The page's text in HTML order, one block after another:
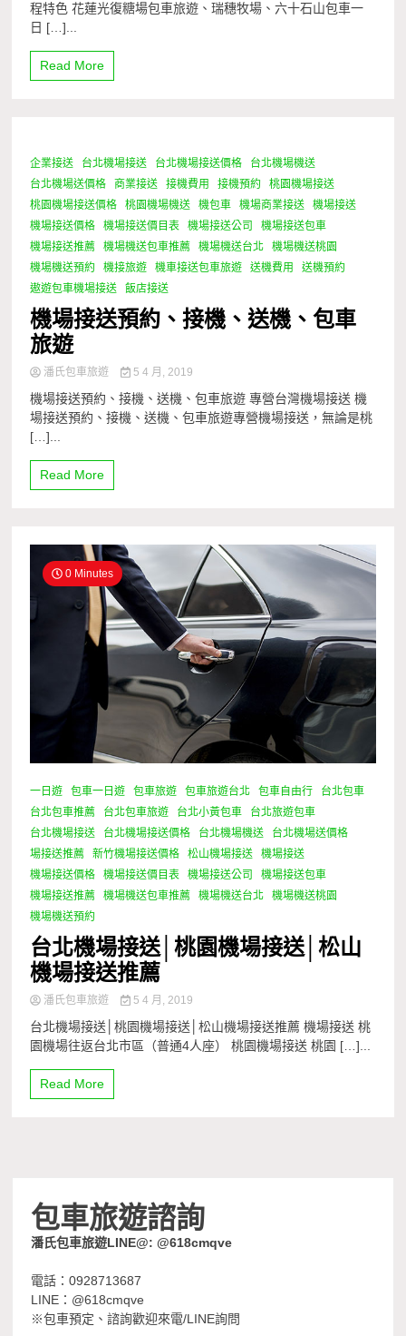
程特色 花蓮光復糖場包車旅遊、瑞穗牧場、六十石山包車一
日 […]...
Read More
0 Minutes
企業接送 台北機場接送 台北機場接送價格
台北機場機送
台北機場送價格
商業接送 接機費用 接機預約
桃園機場接送
桃園機場接送價格
桃園機場機送 機包車 機場商業接送
機場接送
機場接送價格
機場接送價目表 機場接送公司
機場接送包車
機場接送推薦
機場機送包車推薦 機場機送台北
機場機送桃園
機場機送預約
機接旅遊 機車接送包車旅遊 送機費用
送機預約
遨遊包車機場接送
飯店接送
機場接送預約、接機、送機、包車
旅遊
潘氏包車旅遊 5 4 月, 2019
機場接送預約、接機、送機、包車旅遊 專營台灣機場接送 機
場接送預約、接機、送機、包車旅遊專營機場接送，無論是桃
[…]...
Read More
0 Minutes
一日遊 包車一日遊 包車旅遊 包車旅遊台北 包車自由行
台北包車
台北包車推薦
台北包車旅遊 台北小黃包車
台北旅遊包車
台北機場接送
台北機場接送價格 台北機場機送
台北機場送價格
場接送推薦
新竹機場接送價格 松山機場接送
機場接送
機場接送價格
機場接送價目表 機場接送公司
機場接送包車
機場接送推薦
機場機送包車推薦 機場機送台北
機場機送桃園
機場機送預約
台北機場接送│桃園機場接送│松山
機場接送推薦
潘氏包車旅遊 5 4 月, 2019
台北機場接送│桃園機場接送│松山機場接送推薦 機場接送 桃
園機場往返台北市區（普通4人座） 桃園機場接送 桃園 […]...
Read More
包車旅遊諮詢
潘氏包車旅遊LINE@: @618cmqve
電話：0928713687
LINE：@618cmqve
※包車預定、諮詢歡迎來電/LINE詢問